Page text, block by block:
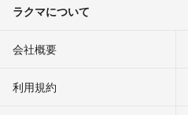
ラクマについて
会社概要
利用規約